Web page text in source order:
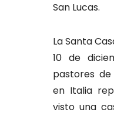
San Lucas.
La Santa
10 de
pastores
en Italia
visto una